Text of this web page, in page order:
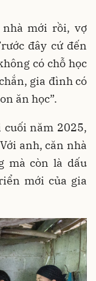
nhà mới rồi, vợ
đây cứ đến
có chỗ học
gia đình có
ăn học”.
năm 2025,
anh, căn nhà
mà còn là dấu
mới của gia